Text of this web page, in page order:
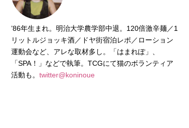
’86年生まれ。明治大学農学部中退。120倍激辛麺／1
リットルジョッキ酒／ドヤ街宿泊レポ／ローション
運動会など、アレな取材多し。「はまれぽ」、
「SPA！」などで執筆。TCGにて猫のボランティア
活動も。 twitter@koninoue